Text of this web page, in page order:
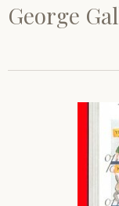
À propos
George